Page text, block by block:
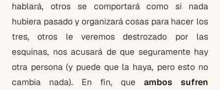
hablará, otros se comportará como si nada
hubiera pasado y organizará cosas para hacer los
tres, otros le veremos destrozado por las
esquinas, nos acusará de que seguramente hay
otra persona (y puede que la haya, pero esto no
cambia nada). En fin, que ambos sufren